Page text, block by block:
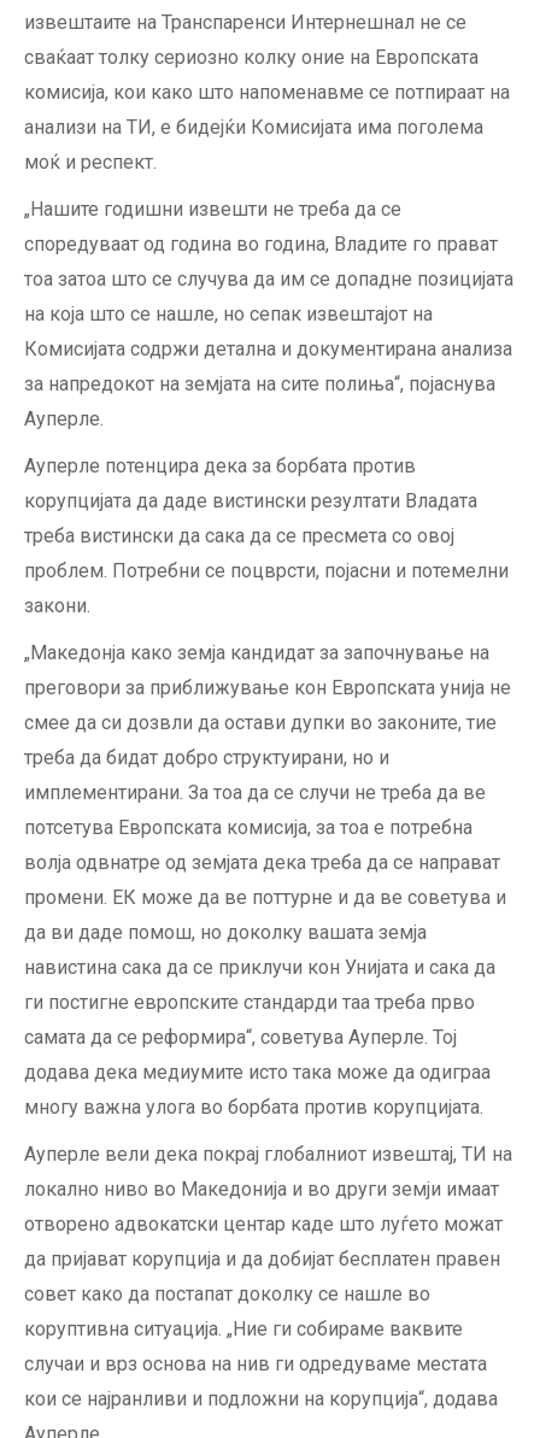
извештаите на Транспаренси Интернешнал не се
сваќаат толку сериозно колку оние на Европската
комисија, кои како што напоменавме се потпираат на
анализи на ТИ, е бидејќи Комисијата има поголема
моќ и респект.
„Нашите годишни извешти не треба да се
споредуваат од година во година, Владите го прават
тоа затоа што се случува да им се допадне позицијата
на која што се нашле, но сепак извештајот на
Комисијата содржи детална и документирана анализа
за напредокот на земјата на сите полиња“, појаснува
Ауперле.
Ауперле потенцира дека за борбата против
корупцијата да даде вистински резултати Владата
треба вистински да сака да се пресмета со овој
проблем. Потребни се поцврсти, појасни и потемелни
закони.
„Македонја како земја кандидат за започнување на
преговори за приближување кон Европската унија не
смее да си дозвли да остави дупки во законите, тие
треба да бидат добро структуирани, но и
имплементирани. За тоа да се случи не треба да ве
потсетува Европската комисија, за тоа е потребна
волја одвнатре од земјата дека треба да се направат
промени. ЕК може да ве поттурне и да ве советува и
да ви даде помош, но доколку вашата земја
навистина сака да се приклучи кон Унијата и сака да
ги постигне европските стандарди таа треба прво
самата да се реформира“, советува Ауперле. Тој
додава дека медиумите исто така може да одиграа
многу важна улога во борбата против корупцијата.
Ауперле вели дека покрај глобалниот извештај, ТИ на
локално ниво во Македонија и во други земји имаат
отворено адвокатски центар каде што луѓето можат
да пријават корупција и да добијат бесплатен правен
совет како да постапат доколку се нашле во
коруптивна ситуација. „Ние ги собираме ваквите
случаи и врз основа на нив ги одредуваме местата
кои се најранливи и подложни на корупција“, додава